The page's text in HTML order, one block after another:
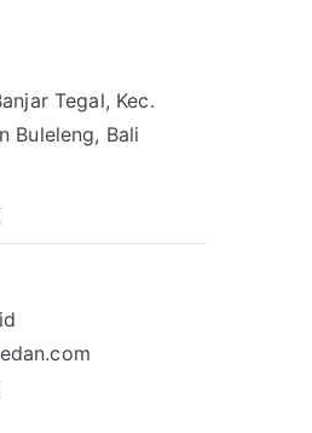
Tegal, Kec.
Buleleng, Bali